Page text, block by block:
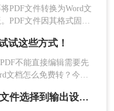
PDF文件转换为Word文
PDF文件因其格式固
word怎么转呢？本文将
，帮助您轻松应对这一
试这些方式！
不能直接编辑需要先
文档怎么免费转？今天
PDF转Word格式不变：3招从文件选择到输出设置全流程！